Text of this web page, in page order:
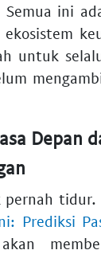
Semua ini
untuk
Depan
tidur.
Prediksi